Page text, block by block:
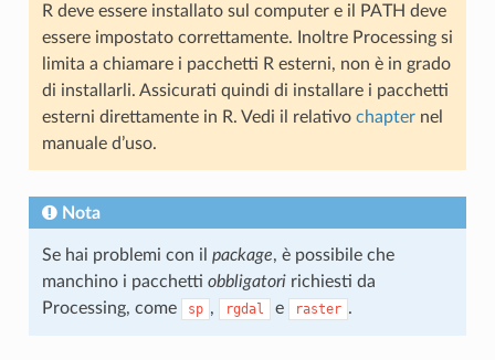
R deve essere installato sul computer e il PATH deve
essere impostato correttamente. Inoltre Processing si
limita a chiamare i pacchetti R esterni, non è in grado
di installarli. Assicurati quindi di installare i pacchetti
esterni direttamente in R. Vedi il relativo chapternel
manuale d’uso.
Nota
Se hai problemi con il package, è possibile che
manchino i pacchetti obbligatoririchiesti da
Processing, come
sp , rgdal e raster .